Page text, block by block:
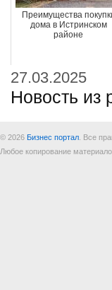
Преимущества
дома в Истринском
районе
27.03.2025
Новость из
© 2026 Бизнес портал . Все
Любое копирование